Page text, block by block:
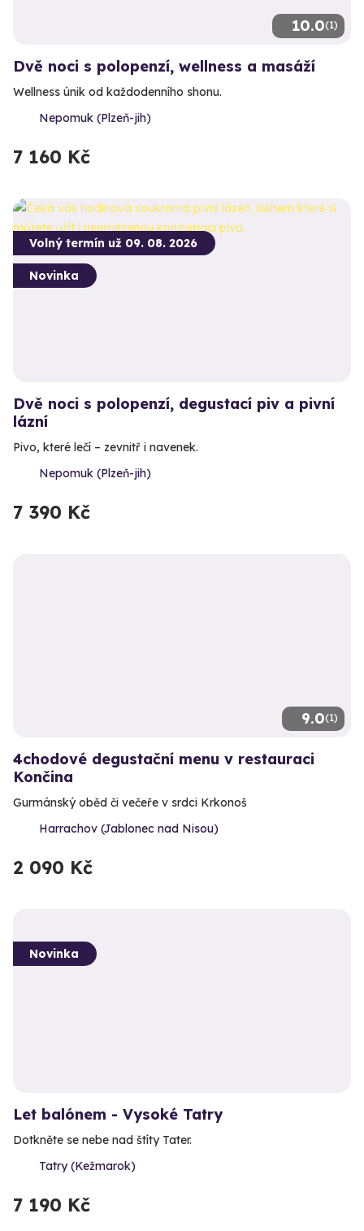
10.0(1)
Dvě noci s polopenzí, wellness a masáží
Wellness únik od každodenního shonu.
Nepomuk (Plzeň-jih)
7 160 Kč
Volný termín už 09. 08. 2026
Novinka
Dvě noci s polopenzí, degustací piv a pivní
lázní
Pivo, které lečí – zevnitř i navenek.
Nepomuk (Plzeň-jih)
7 390 Kč
9.0(1)
4chodové degustační menu v restauraci
Končina
Gurmánský oběd či večeře v srdci Krkonoš
Harrachov (Jablonec nad Nisou)
2 090 Kč
Novinka
Let balónem - Vysoké Tatry
Dotkněte se nebe nad štíty Tater.
Tatry (Kežmarok)
7 190 Kč